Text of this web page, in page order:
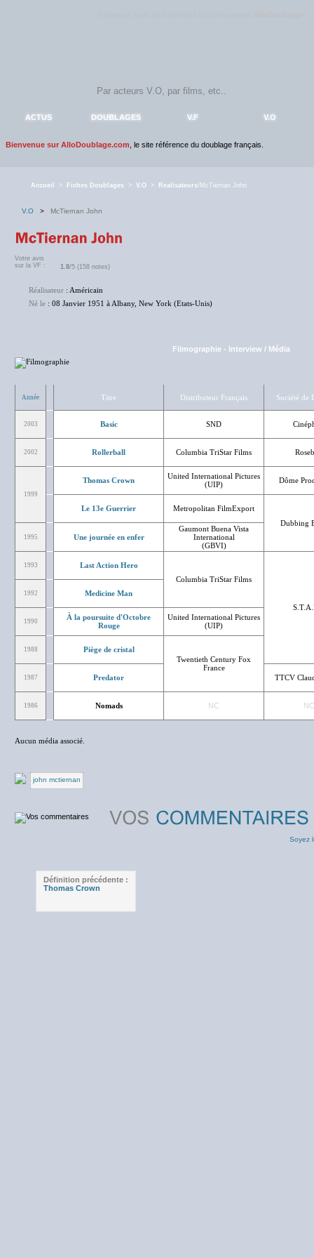
ACTUS DOUBLAGES V.F V.O
Bienvenue sur AlloDoublage.com , le site référence du doublage français.
Accueil > Fiches Doublages > V.O > Realisateurs/McTiernan John
V.O > McTiernan John
Votre avis
sur la VF :
1.8/5 (158 notes)
Réalisateur : Américain
Né le : 08 Janvier 1951 à Albany, New York (Etats-Unis)
Filmographie - Interview / Média
Année Titre Distributeur Français Société de
2003 Basic SND
2002 Rollerball Columbia TriStar Films
1999
Thomas Crown
United International Pictures
(UIP)
Dôme
Le 13e Guerrier
Metropolitan FilmExport
Dubbing
1995 Une journée en enfer
Gaumont Buena Vista
International
(GBVI)
1993
Last Action Hero
Columbia TriStar Films
1992 Medicine Man
1990
À la poursuite d'Octobre
Rouge
United International Pictures
(UIP)
1988
Piège de cristal
Twentieth Century Fox
France
1987 Predator TTCV
1986 Nomads NC NC
Aucun média associé.
john mctiernan
Soyez
Définition précédente :
Thomas Crown